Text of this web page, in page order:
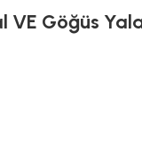
VE Göğüs